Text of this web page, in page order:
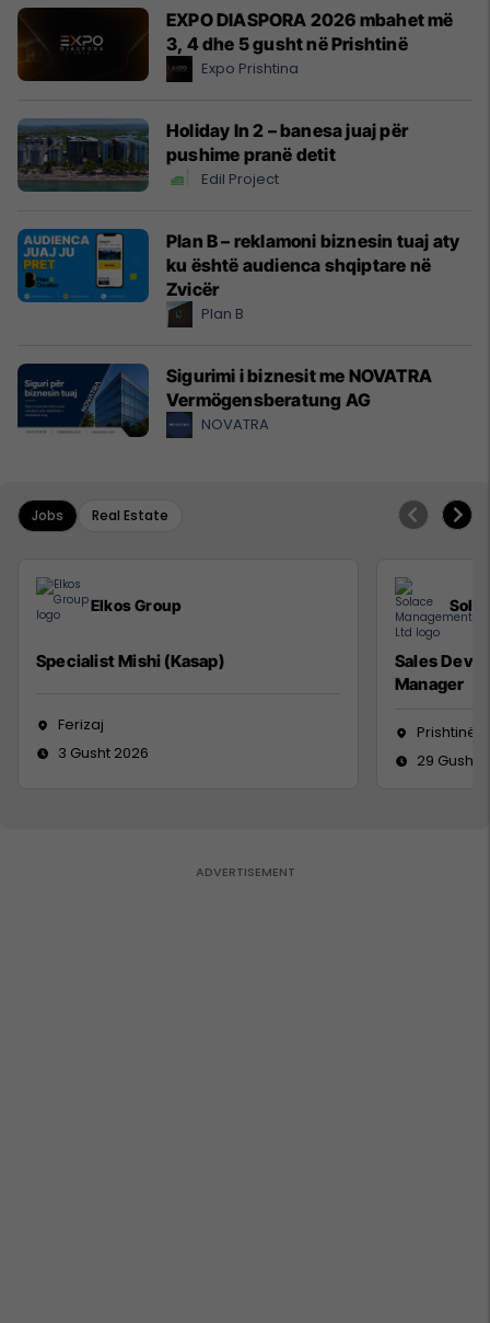
EXPO DIASPORA 2026 mbahet më
3, 4 dhe 5 gusht në Prishtinë
Expo Prishtina
Holiday In 2 – banesa juaj për
pushime pranë detit
Edil Project
Plan B – reklamoni biznesin tuaj aty
ku është audienca shqiptare në
Zvicër
Plan B
Sigurimi i biznesit me NOVATRA
Vermögensberatung AG
NOVATRA
Jobs Real Estate
Elkos Group
Specialist Mishi (Kasap)
Ferizaj
3 Gusht 2026
Sales
Manager
Prishtinë
29 Gusht